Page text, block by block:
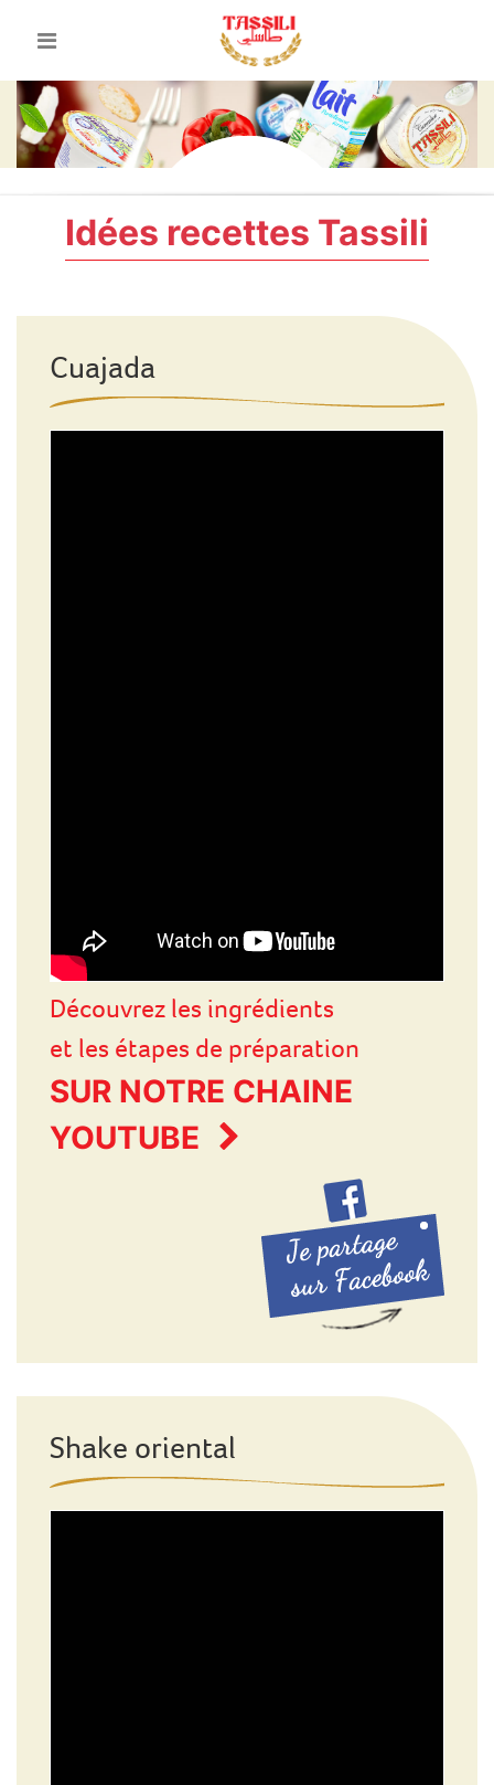
Idées recettes Tassili
Cuajada
Découvrez les ingrédients
et les étapes de préparation
SUR NOTRE CHAINE
YOUTUBE
Shake oriental